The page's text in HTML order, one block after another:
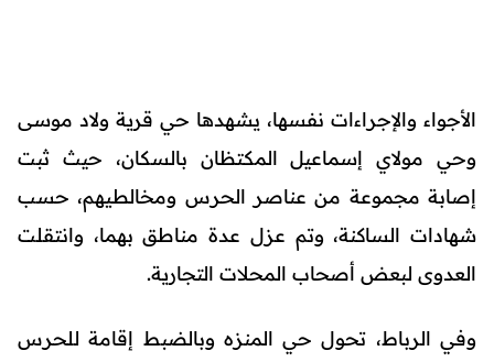
الأجواء والإجراءات نفسها، يشهدها حي قرية ولاد موسى
وحي مولاي إسماعيل المكتظان بالسكان، حيث ثبت
إصابة مجموعة من عناصر الحرس ومخالطيهم، حسب
شهادات الساكنة، وتم عزل عدة مناطق بهما، وانتقلت
العدوى لبعض أصحاب المحلات التجارية.
وفي الرباط، تحول حي المنزه وبالضبط إقامة للحرس